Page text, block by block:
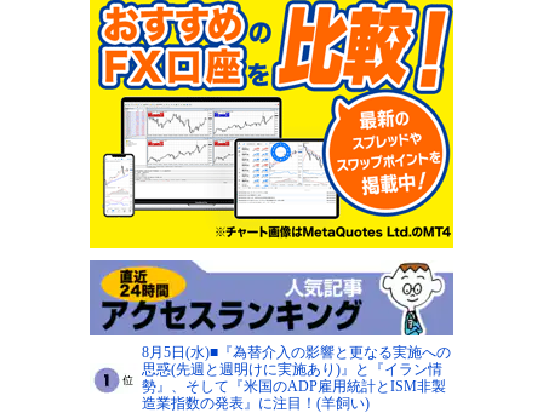
8月5日(水)■『為替介入の影響と更なる実施への
思惑(先週と週明けに実施あり)』と『イラン情
勢』、そして『米国のADP雇用統計とISM非製
造業指数の発表』に注目！(羊飼い)